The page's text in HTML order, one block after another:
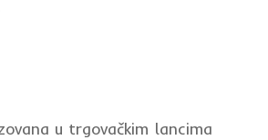
u trgovačkim lancima